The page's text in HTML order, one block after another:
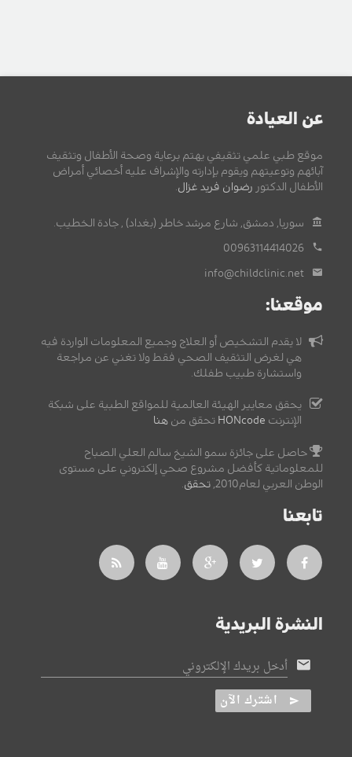
عن العيادة
موقع طبي علمي تثقيفي يهتم برعاية وصحة الأطفال وتثقيف
آبائهم وتوعيتهم ويقوم بإدارته والإشراف عليه أخصائي أمراض
الأطفال الدكتور رضوان فريد غزال
سوريا, دمشق, شارع مرشد خاطر (بغداد) , جادة الخطيب.
00963114414026
info@childclinic.net
موقعنا:
لا يقدم التشخيص أو العلاج وجميع المعلومات الواردة فيه
هي لغرض التثقيف الصحي فقط ولا تغني عن مراجعة
واستشارة طبيب طفلك.
يحقق معايير الهيئة العالمية للمواقع الطبية على شبكة
الإنترنت HONcode تحقق من هنا
حاصل على جائزة سمو الشيخ سالم العلي الصباح
للمعلوماتية كأفضل مشروع صحي إلكتروني على مستوى
الوطن العربي لعام2010,
تحقق
تابعنا
النشرة البريدية
أدخل بريدك الإلكتروني
اشترك الآن